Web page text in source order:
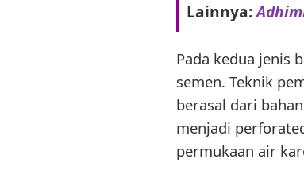
Lainnya:
Pada kedua jenis
semen. Teknik
berasal dari
menjadi
permukaan air